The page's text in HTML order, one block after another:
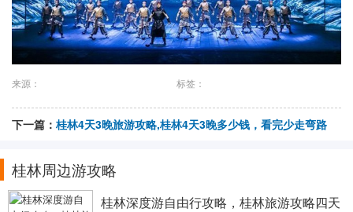
来源： 标签：
下一篇： 桂林4天3晚旅游攻略,桂林4天3晚多少钱，看完少走弯路
桂林周边游攻略
桂林深度游自由行攻略，桂林旅游攻略四天